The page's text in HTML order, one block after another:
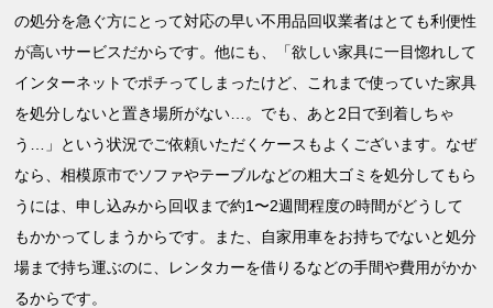
の処分を急ぐ方にとって対応の早い不用品回収業者はとても利便性
が高いサービスだからです。他にも、「欲しい家具に一目惚れして
インターネットでポチってしまったけど、これまで使っていた家具
を処分しないと置き場所がない…。でも、あと2日で到着しちゃ
う…」という状況でご依頼いただくケースもよくございます。なぜ
なら、相模原市でソファやテーブルなどの粗大ゴミを処分してもら
うには、申し込みから回収まで約1〜2週間程度の時間がどうして
もかかってしまうからです。また、自家用車をお持ちでないと処分
場まで持ち運ぶのに、レンタカーを借りるなどの手間や費用がかか
るからです。